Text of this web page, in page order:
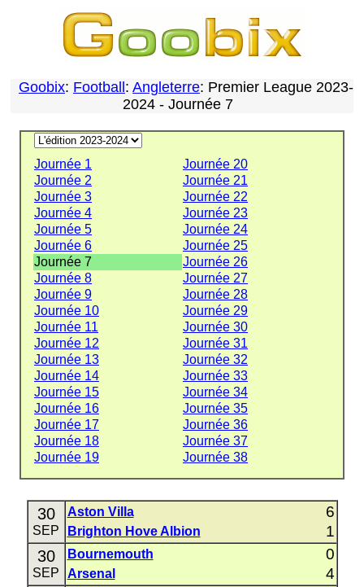
Goobix: Football : Angleterre: Premier League 2023-
2024 - Journée 7
Journée 1
Journée 20
Journée 2
Journée 21
Journée 3
Journée 22
Journée 4
Journée 23
Journée 5
Journée 24
Journée 6
Journée 25
Journée 7
Journée 26
Journée 8
Journée 27
Journée 9
Journée 28
Journée 10
Journée 29
Journée 11
Journée 30
Journée 12
Journée 31
Journée 13
Journée 32
Journée 14
Journée 33
Journée 15
Journée 34
Journée 16
Journée 35
Journée 17
Journée 36
Journée 18
Journée 37
Journée 19
Journée 38
30
SEP
Aston Villa 6
Brighton Hove Albion 1
30
SEP
Bournemouth 0
Arsenal 4